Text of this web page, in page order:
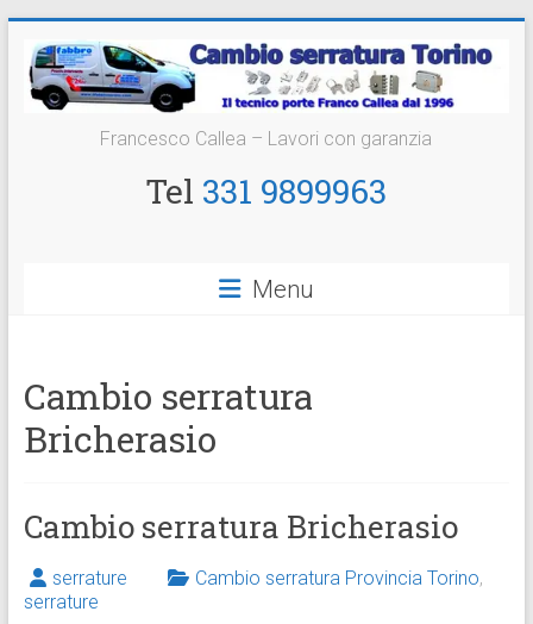
contenuto
Cambio
Serratura
Francesco Callea – Lavori con garanzia
Tel 331 9899963
Menu
Cambio serratura
Bricherasio
Cambio serratura Bricherasio
serrature Cambio serratura Provincia Torino,
serrature